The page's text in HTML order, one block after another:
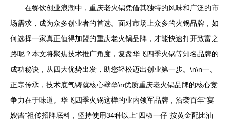
在餐饮创业浪潮中，重庆老火锅凭借其独特的风味和广泛的市
场需求，成为众多创业者的首选。面对市场上众多的火锅品牌，如
何选择一家真正值得加盟的重庆老火锅品牌，才能快速打开致富之
路呢？本文将聚焦技术推广角度，复盘华飞四季火锅等知名品牌的
成功秘诀，从四大优势出发，助您轻松迈出创业第一步。\n\n一、
正宗传承，技术底气铸就核心壁垒\n优质重庆老火锅品牌的核心竞
争力在于味道。华飞四季火锅这样的业内领军品牌，沿袭百年“宴
嫂酱”祖传招牌底料，坚持使用34种以上“四椒一仔”按黄金配比油